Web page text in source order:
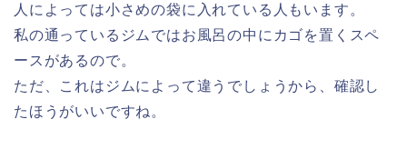
人によっては小さめの袋に入れている人もいます。
私の通っているジムではお風呂の中にカゴを置くスペ
ースがあるので。
ただ、これはジムによって違うでしょうから、確認し
たほうがいいですね。